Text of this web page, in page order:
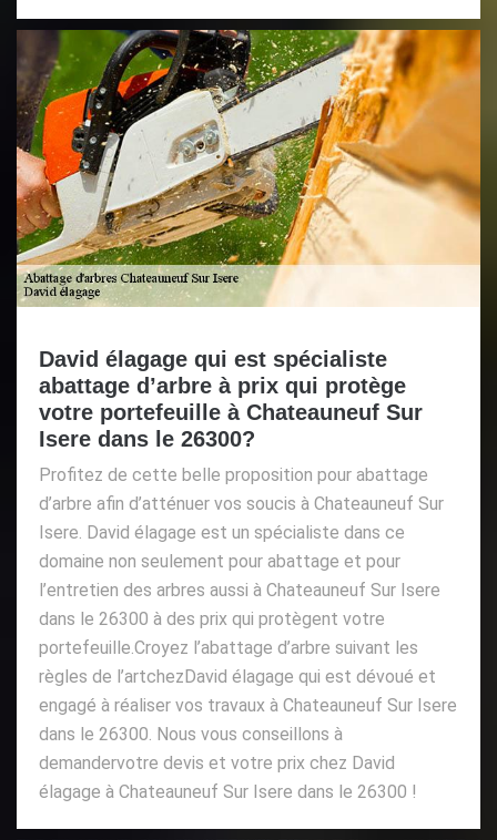
David élagage qui est spécialiste
abattage d’arbre à prix qui protège
votre portefeuille à Chateauneuf Sur
Isere dans le 26300?
Profitez de cette belle proposition pour abattage
d’arbre afin d’atténuer vos soucis à Chateauneuf Sur
Isere. David élagage est un spécialiste dans ce
domaine non seulement pour abattage et pour
l’entretien des arbres aussi à Chateauneuf Sur Isere
dans le 26300 à des prix qui protègent votre
portefeuille.Croyez l’abattage d’arbre suivant les
règles de l’artchezDavid élagage qui est dévoué et
engagé à réaliser vos travaux à Chateauneuf Sur Isere
dans le 26300. Nous vous conseillons à
demandervotre devis et votre prix chez David
élagage à Chateauneuf Sur Isere dans le 26300 !